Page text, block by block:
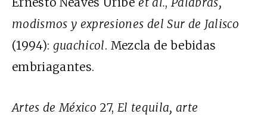
modismos y expresiones del Sur de Jalisco
(1994): guachicol. Mezcla de bebidas
embriagantes.
Artes de México 27, El tequila, arte